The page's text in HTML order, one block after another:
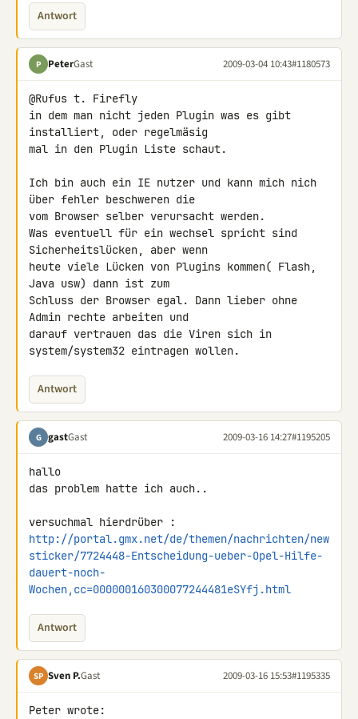
Antwort
P PeterGast 2009-03-04 10:43#1180573
@Rufus t. Firefly
in dem man nicht jeden Plugin was es gibt
installiert, oder regelmäsig
mal in den Plugin Liste schaut.
Ich bin auch ein IE nutzer und kann mich nich
über fehler beschweren die
vom Browser selber verursacht werden.
Was eventuell für ein wechsel spricht sind
Sicherheitslücken, aber wenn
heute viele Lücken von Plugins kommen( Flash,
Java usw) dann ist zum
Schluss der Browser egal. Dann lieber ohne
Admin rechte arbeiten und
darauf vertrauen das die Viren sich in
system/system32 eintragen wollen.
Antwort
G gastGast 2009-03-16 14:27#1195205
hallo
das problem hatte ich auch..
http://portal.gmx.net/de/themen/nachrichten/new
sticker/7724448-Entscheidung-ueber-Opel-Hilfe-
dauert-noch-
Wochen,cc=000000160300077244481eSYfj.html
Antwort
SP Sven P.Gast 2009-03-16 15:53#1195335